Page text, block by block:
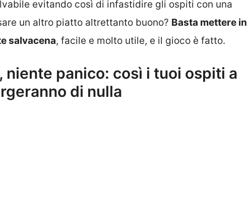
evitando così di infastidire gli ospiti con una
un altro piatto altrettanto buono? Basta mettere in
salvacena, facile e molto utile, e il gioco è fatto.
panico: così i tuoi ospiti a
di nulla